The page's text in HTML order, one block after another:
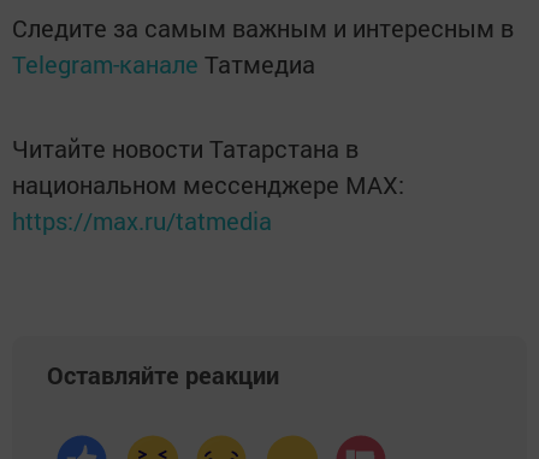
Следите за самым важным и интересным в
Telegram-канале Татмедиа
Читайте новости Татарстана в
национальном мессенджере MАХ:
https://max.ru/tatmedia
Оставляйте реакции